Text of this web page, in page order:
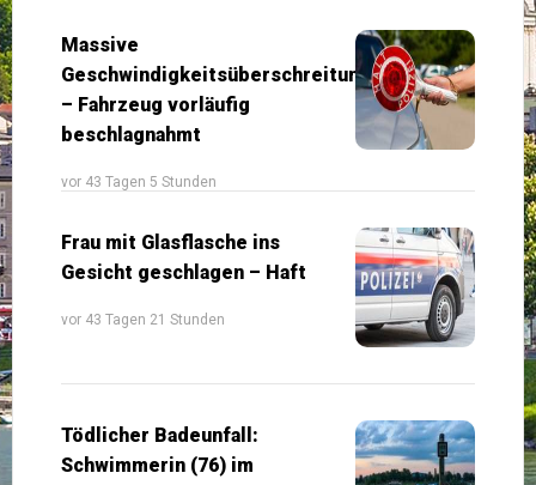
Massive
Geschwindigkeitsüberschreitung
– Fahrzeug vorläufig
beschlagnahmt
vor 43 Tagen 5 Stunden
Frau mit Glasflasche ins
Gesicht geschlagen – Haft
vor 43 Tagen 21 Stunden
Tödlicher Badeunfall:
Schwimmerin (76) im